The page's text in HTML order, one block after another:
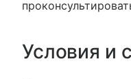
Условия и